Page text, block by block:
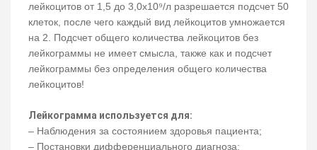
лейкоцитов от 1,5 до 3,0х10⁹/л разрешается подсчет 50
клеток, после чего каждый вид лейкоцитов умножается
на 2. Подсчет общего количества лейкоцитов без
лейкограммы не имеет смысла, также как и подсчет
лейкограммы без определения общего количества
лейкоцитов!
Лейкограмма используется для:
– Наблюдения за состоянием здоровья пациента;
– Постановки дифференциального диагноза;